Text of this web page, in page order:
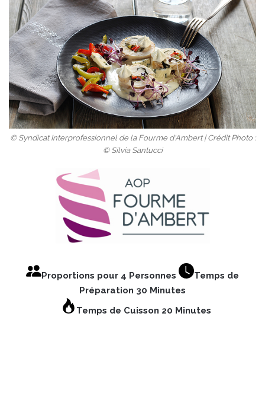
© Syndicat Interprofessionnel de la Fourme d'Ambert | Crédit Photo :
© Silvia Santucci
Proportions pour 4 Personnes
Temps de
Préparation 30 Minutes
Temps de Cuisson 20 Minutes